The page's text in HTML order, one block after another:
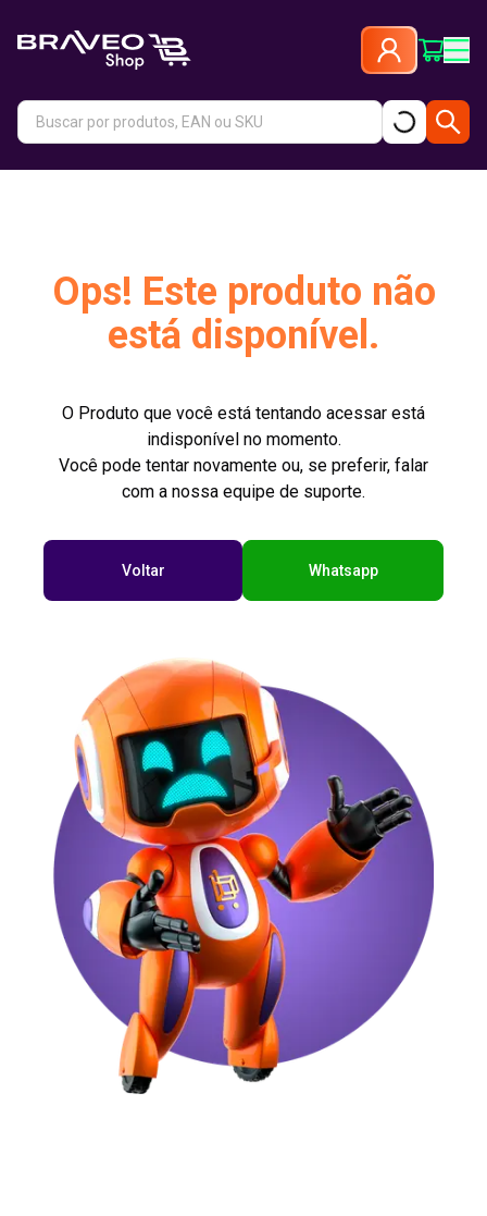
Ops! Este produto não
está disponível.
O Produto que você está tentando acessar está
indisponível no momento.
Você pode tentar novamente ou, se preferir, falar
com a nossa equipe de suporte.
Voltar Whatsapp